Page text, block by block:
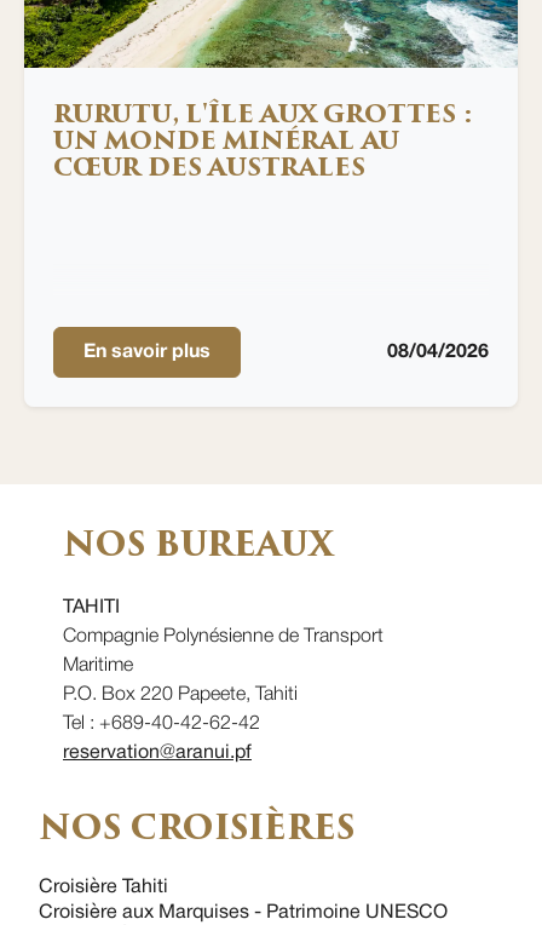
RURUTU, L'ÎLE AUX GROTTES :
UN MONDE MINÉRAL AU
CŒUR DES AUSTRALES
En savoir plus 08/04/2026
NOS BUREAUX
TAHITI
Compagnie Polynésienne de Transport
Maritime
P.O. Box 220 Papeete, Tahiti
Tel : +689-40-42-62-42
reservation@aranui.pf
NOS CROISIÈRES
Croisière Tahiti
Croisière aux Marquises - Patrimoine UNESCO